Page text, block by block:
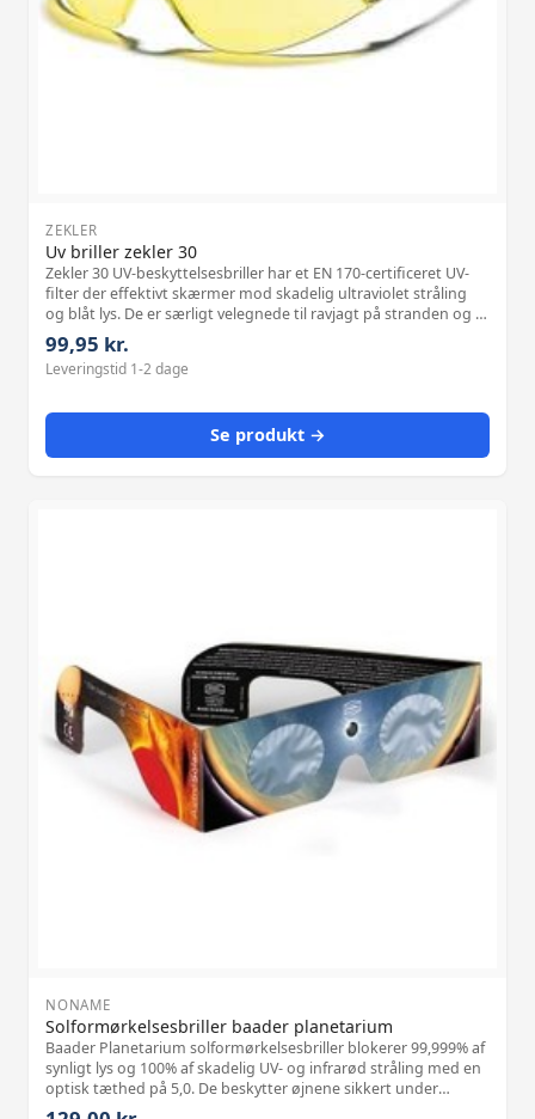
ZEKLER
Uv briller zekler 30
Zekler 30 UV-beskyttelsesbriller har et EN 170-certificeret UV-
filter der effektivt skærmer mod skadelig ultraviolet stråling
og blåt lys. De er særligt velegnede til ravjagt på stranden og til
arbejde med UV-lamper der udsender ultraviolet lys, og giver
solid øjenbeskyttelse til en overkommelig pris.
99,95 kr.
Leveringstid 1-2 dage
Se produkt →
NONAME
Solformørkelsesbriller baader planetarium
Baader Planetarium solformørkelsesbriller blokerer 99,999% af
synligt lys og 100% af skadelig UV- og infrarød stråling med en
optisk tæthed på 5,0. De beskytter øjnene sikkert under
direkte betragtning af solen og solformørkelser men er ikke